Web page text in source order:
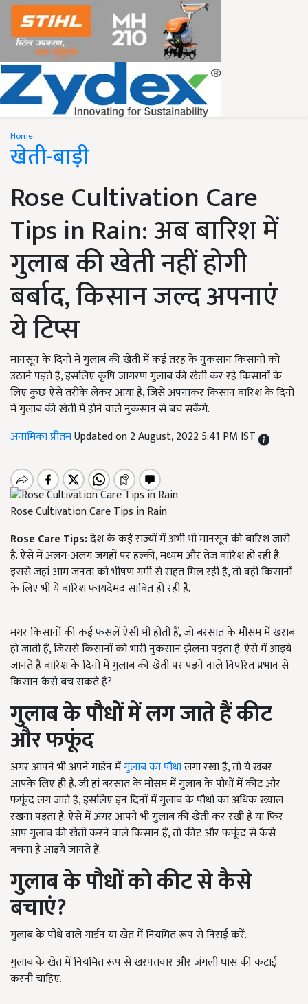
Home
खेती-बाड़ी
Rose Cultivation Care
Tips in Rain: अब बारिश में
गुलाब की खेती नहीं होगी
बर्बाद, किसान जल्द अपनाएं
ये टिप्स
मानसून के दिनों में गुलाब की खेती में कई तरह के नुकसान किसानों को
उठाने पड़ते हैं, इसलिए कृषि जागरण गुलाब की खेती कर रहे किसानों के
लिए कुछ ऐसे तरीके लेकर आया है, जिसे अपनाकर किसान बारिश के दिनों
में गुलाब की खेती में होने वाले नुकसान से बच सकेंगे.
अनामिका प्रीतमUpdated on 2 August, 2022 5:41 PM IST
Rose Cultivation Care Tips in Rain
Rose Care Tips:देश के कई राज्यों में अभी भी मानसून की बारिश जारी
है. ऐसे में अलग-अलग जगहों पर हल्की, मध्यम और तेज बारिश हो रही है.
इससे जहां आम जनता को भीषण गर्मी से राहत मिल रही है, तो वहीं किसानों
के लिए भी ये बारिश फायदेमंद साबित हो रही है.
मगर किसानों की कई फसलें ऐसी भी होती हैं, जो बरसात के मौसम में खराब
हो जाती हैं, जिससे किसानों को भारी नुकसान झेलना पड़ता है. ऐसे में आइये
जानते हैं बारिश के दिनों में गुलाब की खेती पर पड़ने वाले विपरित प्रभाव से
किसान कैसे बच सकते हैं?
गुलाब के पौधों में लग जाते हैं कीट
और फफूंद
अगर आपने भी अपने गार्डेन मेंगुलाब का पौधालगा रखा है, तो ये खबर
आपके लिए ही है. जी हां बरसात के मौसम में गुलाब के पौधों में कीट और
फफूंद लग जाते हैं, इसलिए इन दिनों में गुलाब के पौधों का अधिक ख्याल
रखना पड़ता है. ऐसे में अगर आपने भी गुलाब की खेती कर रखी है या फिर
आप गुलाब की खेती करने वाले किसान हैं, तो कीट और फफूंद से कैसे
बचना है आइये जानते हैं.
गुलाब के पौधों को कीट से कैसे
बचाएं?
गुलाब के पौधे वाले गार्डन या खेत में नियमित रूप से निराई करें.
गुलाब के खेत में नियमित रूप से खरपतवार और जंगली घास की कटाई
करनी चाहिए.